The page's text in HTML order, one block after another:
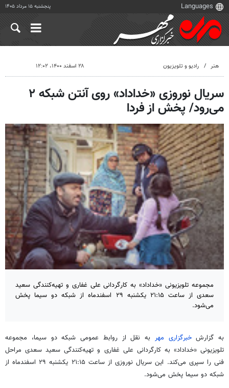
پنجشنبه ۱۵ مرداد ۱۴۰۵
هنر رادیو و تلویزیون ۲۸ اسفند ۱۴۰۰، ۱۲:۰۲
سریال نوروزی «خداداد» روی آنتن شبکه ۲
می‌رود/ پخش از فردا
مجموعه تلویزیونی «خداداد» به کارگردانی علی غفاری و تهیه‌کنندگی سعید
سعدی از ساعت ۲۱:۱۵ یکشنبه ۲۹ اسفندماه از شبکه دو سیما پخش
می‌شود.
به گزارشخبرگزاری مهر به نقل از روابط عمومی شبکه دو سیما، مجموعه
تلویزیونی «خداداد» به کارگردانی علی غفاری و تهیه‌کنندگی سعید سعدی مراحل
فنی را سپری می‌کند. این سریال نوروزی از ساعت ۲۱:۱۵ یکشنبه ۲۹ اسفندماه از
شبکه دو سیما پخش می‌شود.